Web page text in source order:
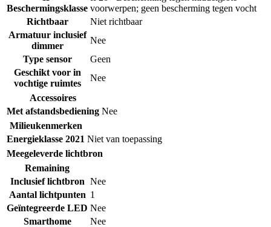
Beschermingsklasse voorwerpen; geen bescherming tegen vocht
Richtbaar
Niet richtbaar
Armatuur inclusief
dimmer
Nee
Type sensor
Geen
Geschikt voor in
vochtige ruimtes
Nee
Accessoires
Met afstandsbediening Nee
Milieukenmerken
Energieklasse 2021 Niet van toepassing
Meegeleverde lichtbron
Remaining
Inclusief lichtbron Nee
Aantal lichtpunten 1
Geïntegreerde LED Nee
Smarthome
Nee